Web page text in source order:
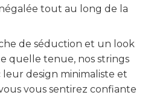
tout au long de la
de séduction et un look
quelle tenue, nos strings
leur design minimaliste et
vous sentirez confiante